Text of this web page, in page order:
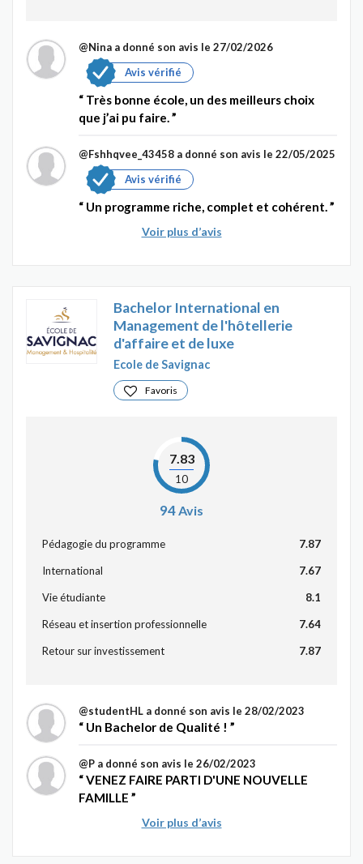
@Nina a donné son avis le 27/02/2026
Avis vérifié
Très bonne école, un des meilleurs choix
que j’ai pu faire.
@Fshhqvee_43458 a donné son avis le 22/05/2025
Avis vérifié
Un programme riche, complet et cohérent.
Voir plus d’avis
Bachelor International en
Management de l'hôtellerie
d'affaire et de luxe
Ecole de Savignac
Favoris
7.83
10
94Avis
Pédagogie du programme 7.87
International 7.67
Vie étudiante 8.1
Réseau et insertion professionnelle 7.64
Retour sur investissement 7.87
@studentHL a donné son avis le 28/02/2023
Un Bachelor de Qualité !
@P a donné son avis le 26/02/2023
VENEZ FAIRE PARTI D'UNE NOUVELLE
FAMILLE
Voir plus d’avis